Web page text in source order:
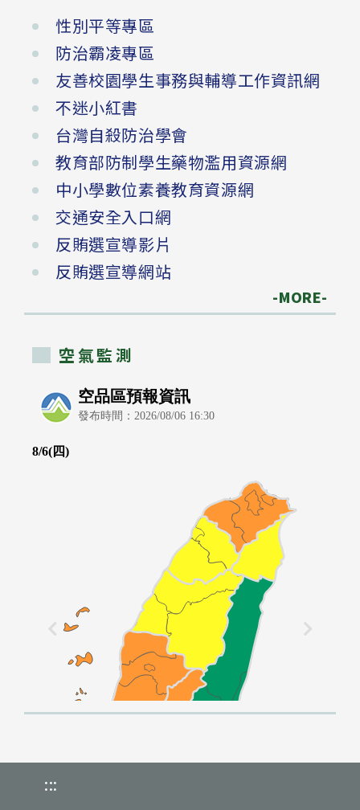
性別平等專區
防治霸凌專區
友善校園學生事務與輔導工作資訊網
不迷小紅書
台灣自殺防治學會
教育部防制學生藥物濫用資源網
中小學數位素養教育資源網
交通安全入口網
反賄選宣導影片
反賄選宣導網站
-MORE-
空氣監測
:::